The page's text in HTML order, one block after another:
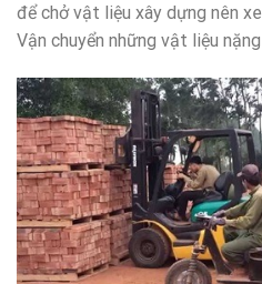
để chở vật liệu xây dựng nên
Vận chuyển những vật liệu nặng